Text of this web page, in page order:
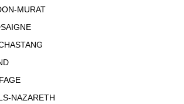
MURAT
NAZARETH